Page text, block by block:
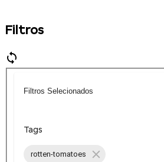
Filtros
Filtros Selecionados
Tags
rotten-tomatoes